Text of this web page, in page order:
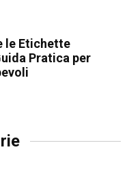
le Etichette
Pratica per